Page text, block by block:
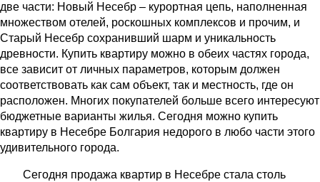
две части: Новый Несебр – курортная цепь, наполненная
множеством отелей, роскошных комплексов и прочим, и
Старый Несебр сохранивший шарм и уникальность
древности. Купить квартиру можно в обеих частях города,
все зависит от личных параметров, которым должен
соответствовать как сам объект, так и местность, где он
расположен. Многих покупателей больше всего интересуют
бюджетные варианты жилья. Сегодня можно купить
квартиру в Несебре Болгария недорого в любо части этого
удивительного города.
Сегодня продажа квартир в Несебре стала столь